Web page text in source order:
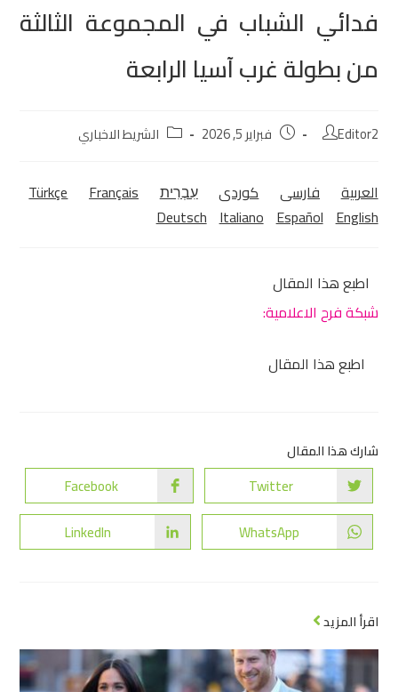
فدائي الشباب في المجموعة الثالثة
من بطولة غرب آسيا الرابعة
Editor2 فبراير 5, 2026 الشريط الاخباري
العربية فارسی كوردی‎ עִבְרִית Türkçe
Français
Deutsch Italiano Español English
اطبع هذا المقال
شبكة فرح الاعلامية:
اطبع هذا المقال
شارك هذا المقال
Twitter
Facebook
WhatsApp
LinkedIn
اقرأ المزيد